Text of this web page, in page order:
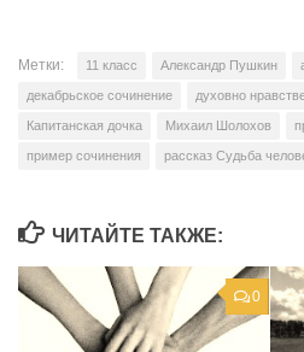
Метки: 11 класс Александр Пушкин
декабрьское сочинение духовно
Капитанская дочка Михаил Шолохов
пример сочинения рассказ Судьба
ЧИТАЙТЕ ТАКЖЕ:
0